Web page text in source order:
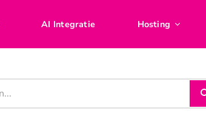
AI Integratie Hosting